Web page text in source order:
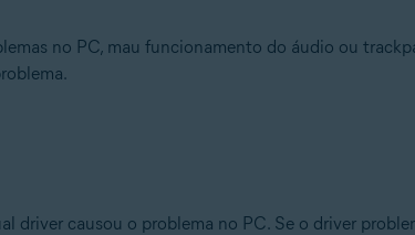
no PC, mau funcionamento do áudio ou
driver causou o problema no PC. Se o driver